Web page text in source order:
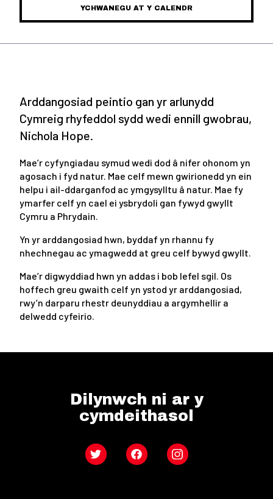
YCHWANEGU AT Y CALENDR
Arddangosiad peintio gan yr arlunydd
Cymreig rhyfeddol sydd wedi ennill gwobrau,
Nichola Hope.
Mae’r cyfyngiadau symud wedi dod â nifer ohonom yn
agosach i fyd natur. Mae celf mewn gwirionedd yn ein
helpu i ail-ddarganfod ac ymgysylltu â natur. Mae fy
ymarfer celf yn cael ei ysbrydoli gan fywyd gwyllt
Cymru a Phrydain.
Yn yr arddangosiad hwn, byddaf yn rhannu fy
nhechnegau ac ymagwedd at greu celf bywyd gwyllt.
Mae’r digwyddiad hwn yn addas i bob lefel sgil. Os
hoffech greu gwaith celf yn ystod yr arddangosiad,
rwy’n darparu rhestr deunyddiau a argymhellir a
delwedd cyfeirio.
Dilynwch ni ar y
cymdeithasol
Twitter FacebookInstagram